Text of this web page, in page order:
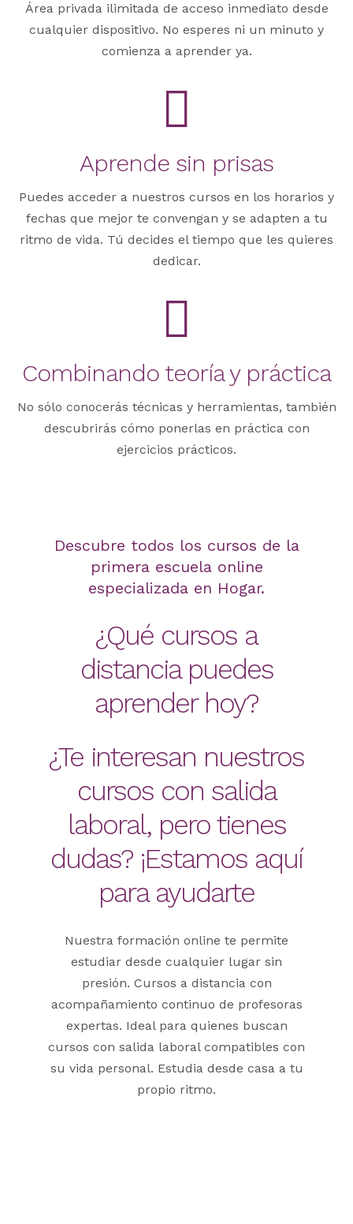
Área privada ilimitada de acceso inmediato desde
cualquier dispositivo. No esperes ni un minuto y
comienza a aprender ya.
Aprende sin prisas
Puedes acceder a nuestros cursos en los horarios y
fechas que mejor te convengan y se adapten a tu
ritmo de vida. Tú decides el tiempo que les quieres
dedicar.
Combinando teoría y práctica
No sólo conocerás técnicas y herramientas, también
descubrirás cómo ponerlas en práctica con
ejercicios prácticos.
Descubre todos los cursos de la
primera escuela online
especializada en Hogar.
¿Qué cursos a
distancia puedes
aprender hoy?
¿Te interesan nuestros
cursos con salida
laboral, pero tienes
dudas? ¡Estamos aquí
para ayudarte
Nuestra formación online te permite
estudiar desde cualquier lugar sin
presión. Cursos a distancia con
acompañamiento continuo de profesoras
expertas. Ideal para quienes buscan
cursos con salida laboral compatibles con
su vida personal. Estudia desde casa a tu
propio ritmo.